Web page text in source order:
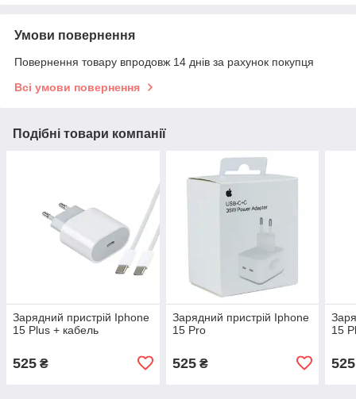
Умови повернення
Повернення товару впродовж 14 днів за рахунок покупця
Всі умови повернення
Подібні товари компанії
Зарядний пристрій Iphone
15 Plus + кабель
525 ₴
Зарядний пристрій Iphone
15 Pro
525₴
15
525